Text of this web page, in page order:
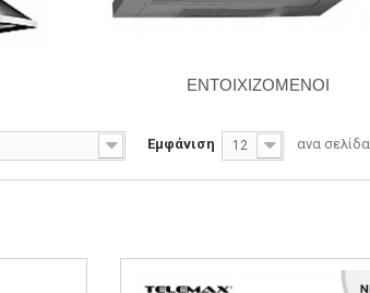
ΕΝΤΟΙΧΙΖΟΜΕΝΟΙ
Εμφάνιση 12 ανα σελίδα